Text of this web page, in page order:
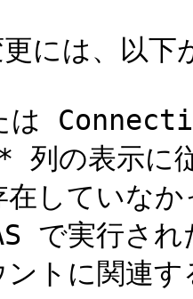
には、以下
は
列の表示に
していなか
実行され
トに関連す